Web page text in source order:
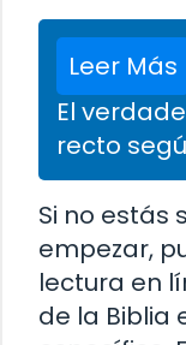
Leer Más
El
recto
Si no estás
empezar,
lectura en
de la Biblia